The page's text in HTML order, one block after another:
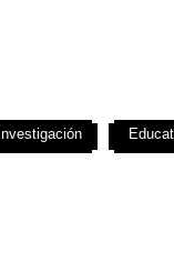
Investigación